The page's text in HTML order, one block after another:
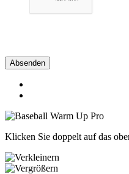
Absenden
Klicken Sie doppelt auf das